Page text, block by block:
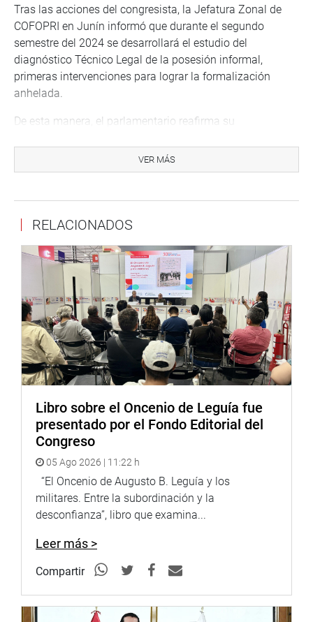
Tras las acciones del congresista, la Jefatura Zonal de
COFOPRI en Junín informó que durante el segundo
semestre del 2024 se desarrollará el estudio del
diagnóstico Técnico Legal de la posesión informal,
primeras intervenciones para lograr la formalización
anhelada.
De esta manera, el parlamentario reafirma su
Andamarca y fiscalización a las labores de COFOPRI para
la aceleración del proceso.
DESPACHO CONGRESAL
VER MÁS
RELACIONADOS
Libro sobre el Oncenio de Leguía fue
presentado por el Fondo Editorial del
Congreso
05 Ago 2026 | 11:22 h
“El Oncenio de Augusto B. Leguía y los
militares. Entre la subordinación y la
desconfianza”, libro que examina...
Leer más >
Compartir